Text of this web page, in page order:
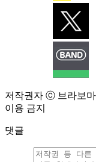
저작권자 ⓒ 브라보
이용 금지
댓글